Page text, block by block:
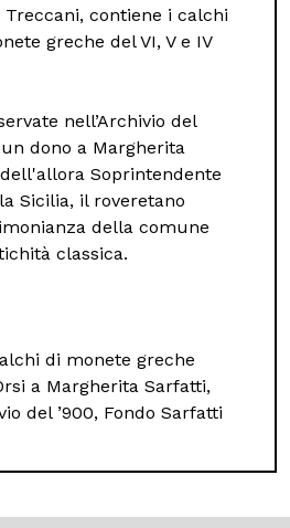
contiene i calchi
greche del VI, V e IV
nell’Archivio del
dono a Margherita
Soprintendente
Sicilia, il roveretano
della comune
classica.
di monete greche
a Margherita Sarfatti,
del ’900, Fondo Sarfatti